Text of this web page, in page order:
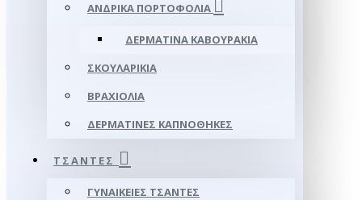
ΑΝΔΡΙΚΆ ΠΟΡΤΟΦΌΛΙΑ
ΔΕΡΜΆΤΙΝΑ ΚΑΒΟΥΡΆΚΙΑ
ΣΚΟΥΛΑΡΊΚΙΑ
ΒΡΑΧΙΌΛΙΑ
ΔΕΡΜΆΤΙΝΕΣ ΚΑΠΝΟΘΉΚΕΣ
ΤΣΆΝΤΕΣ
ΓΥΝΑΙΚΕΊΕΣ ΤΣΆΝΤΕΣ